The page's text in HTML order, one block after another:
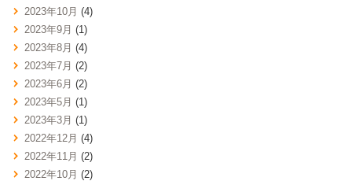
2023年10月 (4)
2023年9月 (1)
2023年8月 (4)
2023年7月 (2)
2023年6月 (2)
2023年5月 (1)
2023年3月 (1)
2022年12月 (4)
2022年11月 (2)
2022年10月 (2)